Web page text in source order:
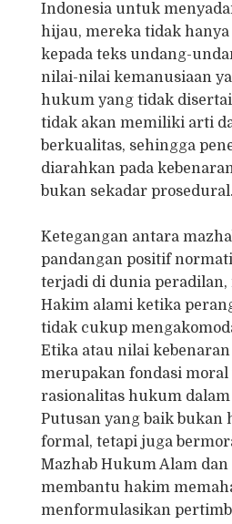
Indonesia untuk
hijau, mereka tidak
kepada teks undang-
nilai-nilai kemanusiaan
hukum yang tidak
tidak akan memiliki arti
berkualitas, sehingga
diarahkan pada
bukan sekadar prosedural.
Ketegangan antara
pandangan positif
terjadi di dunia peradilan,
Hakim alami ketika
tidak cukup
Etika atau nilai
merupakan fondasi
rasionalitas hukum
Putusan yang baik bukan
formal, tetapi juga
Mazhab Hukum Alam
membantu hakim
menformulasikan